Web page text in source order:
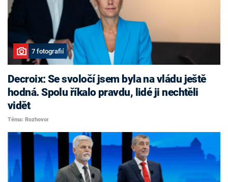
7 fotografií
Decroix: Se svoločí jsem byla na vládu ještě
hodná. Spolu říkalo pravdu, lidé ji nechtěli
vidět
Téma: Rozhovor